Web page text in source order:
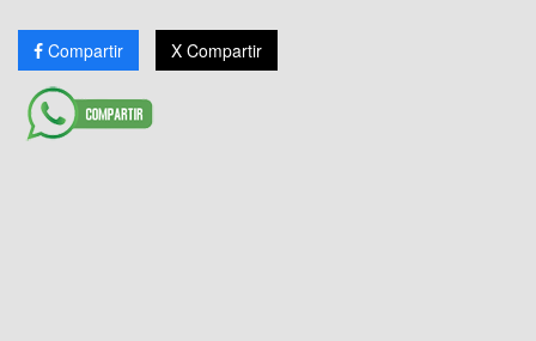
Compartir X Compartir